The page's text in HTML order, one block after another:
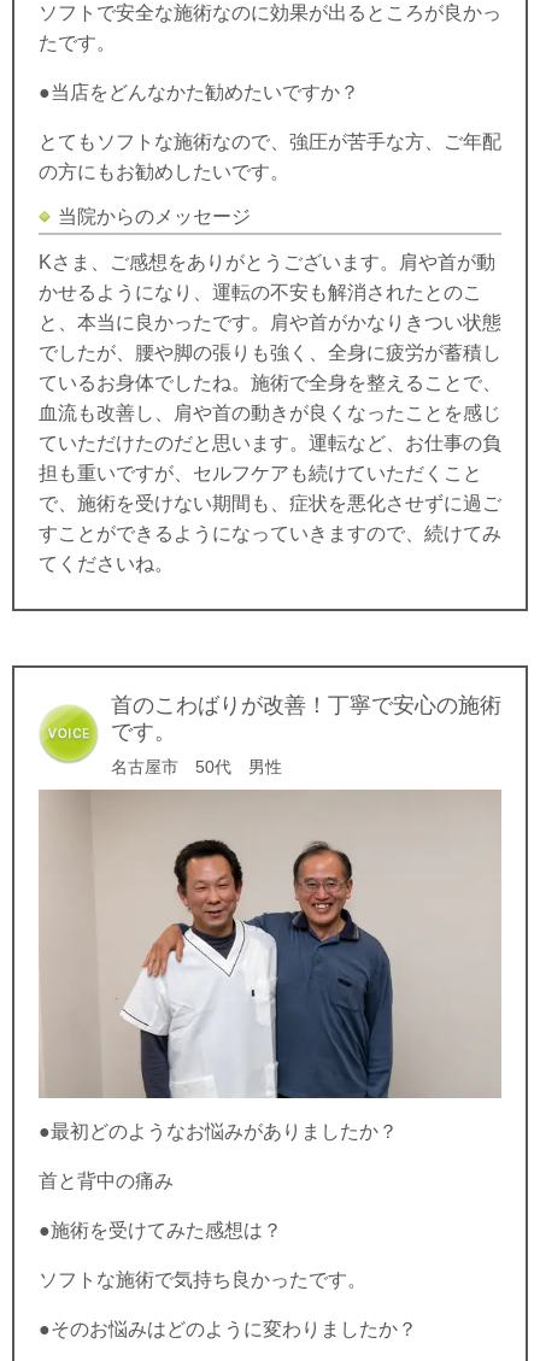
ソフトで安全な施術なのに効果が出るところが良かっ
たです。
●当店をどんなかた勧めたいですか？
とてもソフトな施術なので、強圧が苦手な方、ご年配
の方にもお勧めしたいです。
当院からのメッセージ
Kさま、ご感想をありがとうございます。肩や首が動
かせるようになり、運転の不安も解消されたとのこ
と、本当に良かったです。肩や首がかなりきつい状態
でしたが、腰や脚の張りも強く、全身に疲労が蓄積し
ているお身体でしたね。施術で全身を整えることで、
血流も改善し、肩や首の動きが良くなったことを感じ
ていただけたのだと思います。運転など、お仕事の負
担も重いですが、セルフケアも続けていただくこと
で、施術を受けない期間も、症状を悪化させずに過ご
すことができるようになっていきますので、続けてみ
てくださいね。
首のこわばりが改善！丁寧で安心の施術
です。
名古屋市 50代 男性
●最初どのようなお悩みがありましたか？
首と背中の痛み
●施術を受けてみた感想は？
ソフトな施術で気持ち良かったです。
●そのお悩みはどのように変わりましたか？